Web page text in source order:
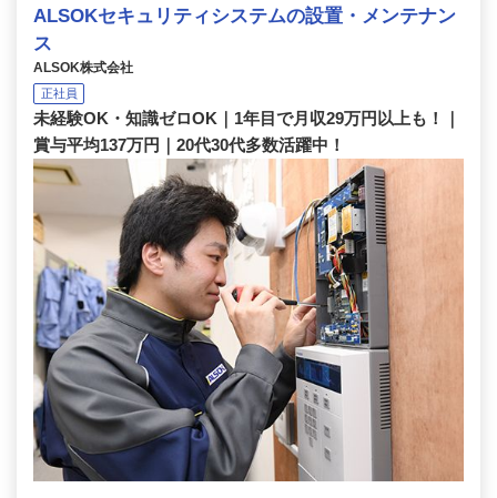
ALSOKセキュリティシステムの設置・メンテナン
ス
ALSOK株式会社
正社員
未経験OK・知識ゼロOK｜1年目で月収29万円以上も！｜
賞与平均137万円｜20代30代多数活躍中！